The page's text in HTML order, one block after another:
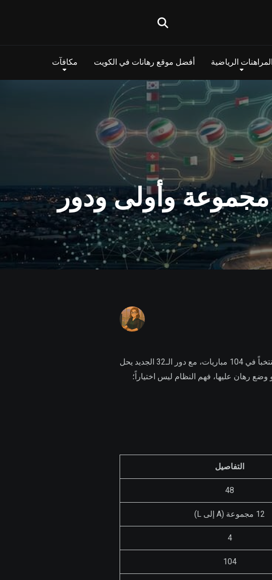
مكافآت أفضل موقع رهانات في الكويت المراهنات الرياضية
كأس العالم 2026 الجديد: 12 مجموعة وأولى ودور
كأس العالم 2026 هو الأكبر هيكلياً في تاريخ البطولة منذ 1998. للمرة الأولى تتنافس 48 منتخباً في 104 مباريات، مع دور الـ32 الجديد يحل
أو وضع رهان عليها، فهم النظام ليس اختياراً؛
التفاصيل
48
12 مجموعة (A إلى L)
4
104